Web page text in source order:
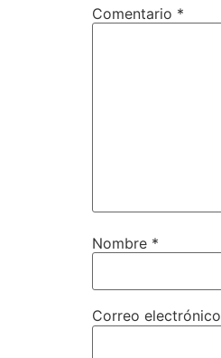
Comentario *
Nombre *
Correo electrónico